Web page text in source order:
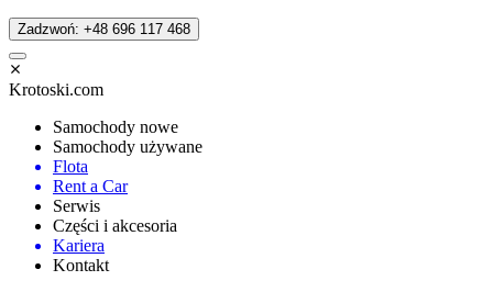
Zadzwoń: +48 696 117 468
Krotoski.com
Samochody nowe
Samochody używane
Flota
Rent a Car
Serwis
Części i akcesoria
Kariera
Kontakt